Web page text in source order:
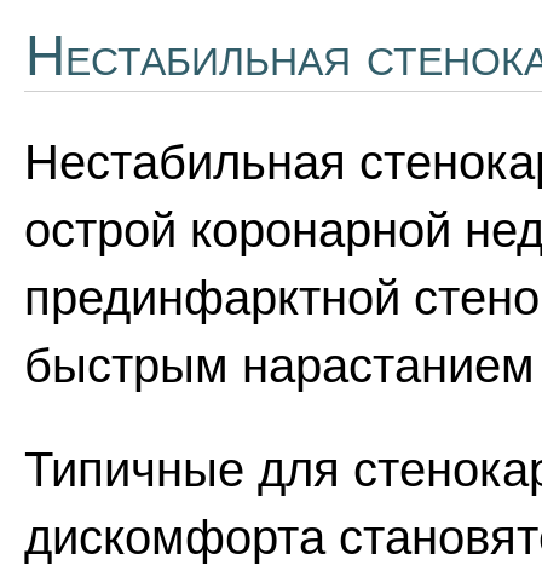
Нестабильная
Нестабильная
острой коронарной
прединфарктной
быстрым нарастанием
Типичные для
дискомфорта